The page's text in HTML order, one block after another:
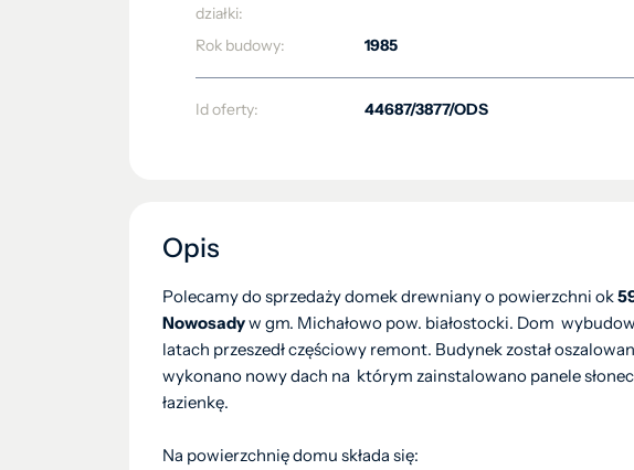
działki:
Rok budowy: 1985
Id oferty: 44687/3877/ODS
Opis
Polecamy do sprzedaży domek drewniany o powierzchni ok
Nowosadyw gm. Michałowo pow. białostocki. Dom
latach przeszedł częściowy remont. Budynek został
wykonano nowy dach na którym zainstalowano panele
łazienkę.
Na powierzchnię domu składa się: